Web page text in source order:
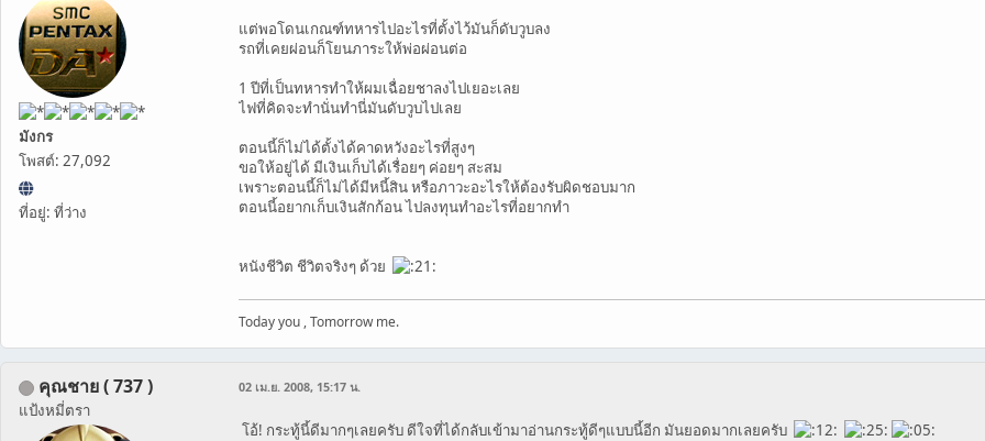
มังกร
โพสต์: 27,092
ที่อยู่: ที่ว่าง
แต่พอโดนเกณฑ์ทหารไปอะไรที่ตั้งไว้มันก็ดับวูบลง
รถที่เคยผ่อนก็โยนภาระให้พ่อผ่อนต่อ
1 ปีที่เป็นทหารทำให้ผมเฉื่อยชาลงไปเยอะเลย
ไฟที่คิดจะทำนั่นทำนี่มันดับวูบไปเลย
ตอนนี้ก็ไม่ได้ตั้งได้คาดหวังอะไรที่สูงๆ
ขอให้อยู่ได้ มีเงินเก็บได้เรื่อยๆ ค่อยๆ สะสม
เพราะตอนนี้ก็ไม่ได้มีหนี้สิน หรือภาวะอะไรให้ต้องรับผิดชอบมาก
ตอนนี้อยากเก็บเงินสักก้อน ไปลงทุนทำอะไรที่อยากทำ
หนังชีวิต ชีวิตจริงๆ ด้วย
Today you , Tomorrow me.
คุณชาย ( 737 )
แป้งหมี่ตรา
02 เม.ย. 2008, 15:17 น.
โอ้! กระทู้นี้ดีมากๆเลยครับ ดีใจที่ได้กลับเข้ามาอ่านกระทู้ดีๆแบบนี้อีก มันยอดมากเลยครับ